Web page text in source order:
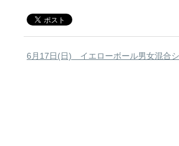
6月17日(日) イエローボール男女混合